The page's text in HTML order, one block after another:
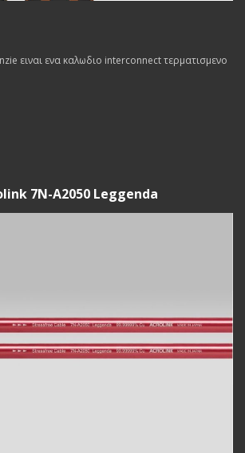
ειναι ενα καλωδιο interconnect τερματισμενο
7N-A2050 Leggenda